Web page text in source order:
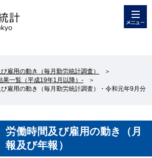
雇用の動き（毎月勤労統計調査）
＞
一覧（平成19年1月以降）-
＞
雇用の動き（毎月勤労統計調査）・令和元年9月分
労働時間及び雇用の動き（月
報及び年報）